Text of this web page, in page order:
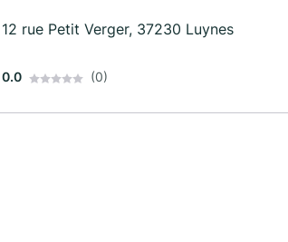
12 rue Petit Verger, 37230 Luynes
0.0 (0)